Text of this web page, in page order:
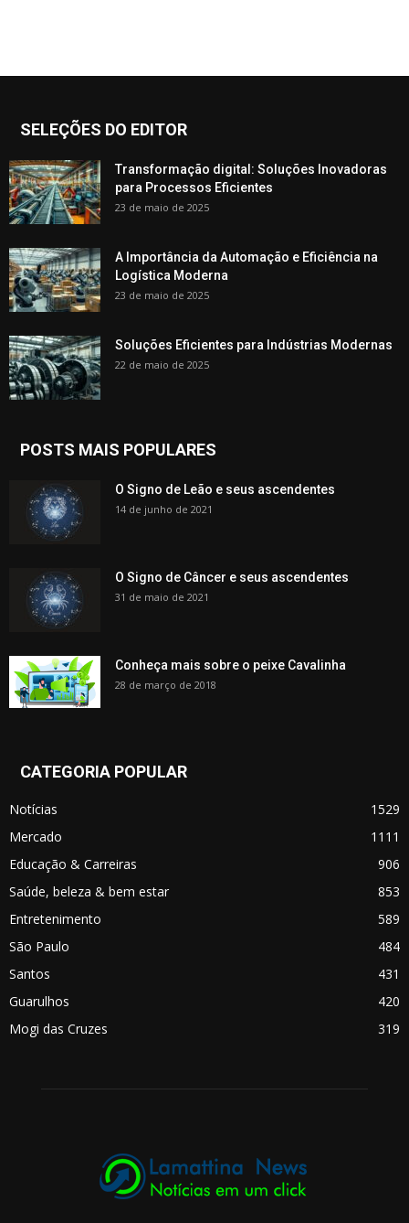
SELEÇÕES DO EDITOR
Transformação digital: Soluções Inovadoras
para Processos Eficientes
23 de maio de 2025
A Importância da Automação e Eficiência na
Logística Moderna
23 de maio de 2025
Soluções Eficientes para Indústrias Modernas
22 de maio de 2025
POSTS MAIS POPULARES
O Signo de Leão e seus ascendentes
14 de junho de 2021
O Signo de Câncer e seus ascendentes
31 de maio de 2021
Conheça mais sobre o peixe Cavalinha
28 de março de 2018
CATEGORIA POPULAR
Notícias
1529
Mercado
1111
Educação & Carreiras
906
Saúde, beleza & bem estar
853
Entretenimento
589
São Paulo
484
Santos
431
Guarulhos
420
Mogi das Cruzes
319